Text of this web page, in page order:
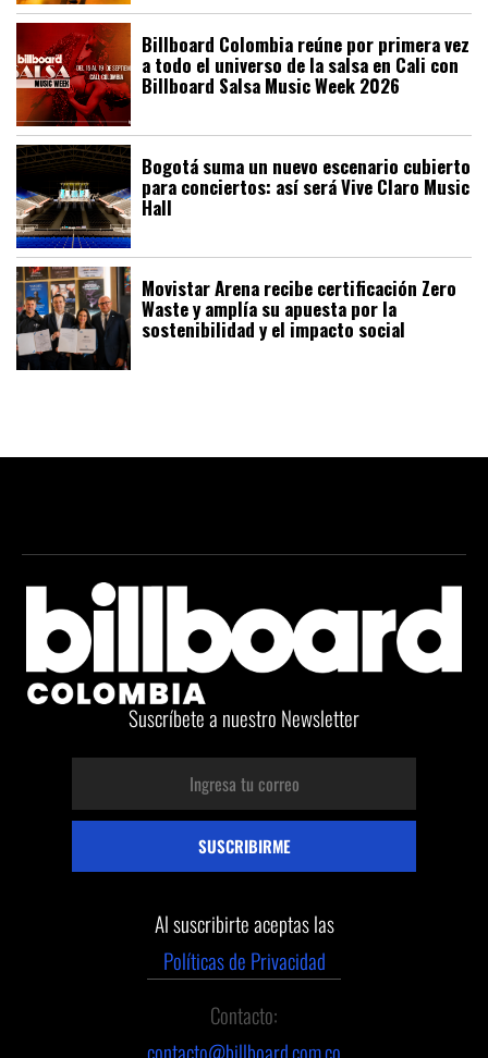
Billboard Colombia reúne por primera vez
a todo el universo de la salsa en Cali con
Billboard Salsa Music Week 2026
Bogotá suma un nuevo escenario cubierto
para conciertos: así será Vive Claro Music
Hall
Movistar Arena recibe certificación Zero
Waste y amplía su apuesta por la
sostenibilidad y el impacto social
Suscríbete a nuestro Newsletter
Al suscribirte aceptas las
Políticas de Privacidad
Contacto:
contacto@billboard.com.co